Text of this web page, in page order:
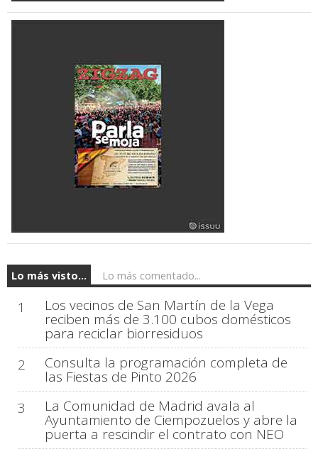
Lo más visto... Lo más comentado...
1 Los vecinos de San Martín de la Vega
reciben más de 3.100 cubos domésticos
para reciclar biorresiduos
2
Consulta la programación completa de
las Fiestas de Pinto 2026
3
La Comunidad de Madrid avala al
Ayuntamiento de Ciempozuelos y abre la
puerta a rescindir el contrato con NEO